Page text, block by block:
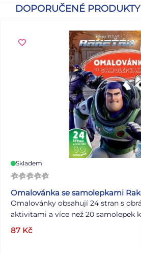
DOPORUČENÉ PRODUKTY
Skladem
Omalovánka se samolepkami
Omalovánky obsahují 24 stran s
aktivitami a více než 20 samolepek
87 Kč